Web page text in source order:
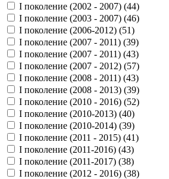
I поколение (2002 - 2007) (44)
I поколение (2003 - 2007) (46)
I поколение (2006-2012) (51)
I поколение (2007 - 2011) (39)
I поколение (2007 - 2011) (43)
I поколение (2007 - 2012) (57)
I поколение (2008 - 2011) (43)
I поколение (2008 - 2013) (39)
I поколение (2010 - 2016) (52)
I поколение (2010-2013) (40)
I поколение (2010-2014) (39)
I поколение (2011 - 2015) (41)
I поколение (2011-2016) (43)
I поколение (2011-2017) (38)
I поколение (2012 - 2016) (38)